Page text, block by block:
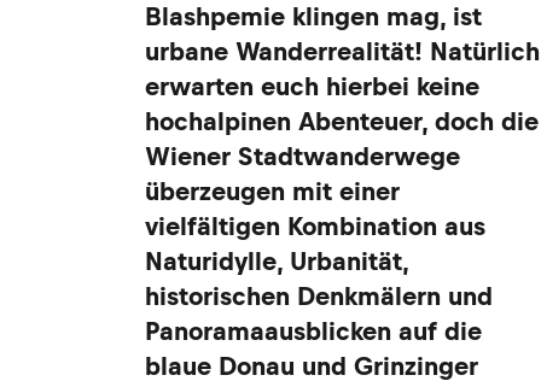
Blashpemie klingen mag, ist
urbane Wanderrealität! Natürlich
erwarten euch hierbei keine
hochalpinen Abenteuer, doch die
Wiener Stadtwanderwege
überzeugen mit einer
vielfältigen Kombination aus
Naturidylle, Urbanität,
historischen Denkmälern und
Panoramaausblicken auf die
blaue Donau und Grinzinger